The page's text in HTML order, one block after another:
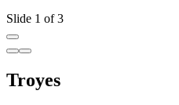
Slide 1 of 3
Troyes